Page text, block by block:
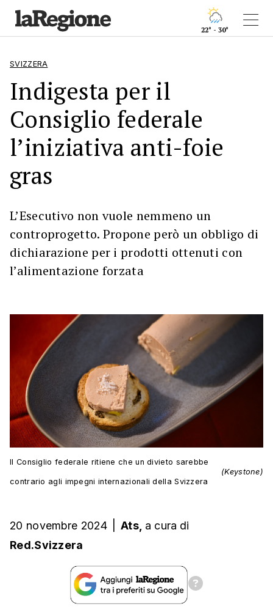
22° - 30°
SVIZZERA
Indigesta per il
Consiglio federale
l’iniziativa anti-foie
gras
L’Esecutivo non vuole nemmeno un
controprogetto. Propone però un obbligo di
dichiarazione per i prodotti ottenuti con
l’alimentazione forzata
Il Consiglio federale ritiene che un divieto sarebbe
contrario agli impegni internazionali della Svizzera
(Keystone)
20 novembre 2024 Ats, a cura di
Red.Svizzera